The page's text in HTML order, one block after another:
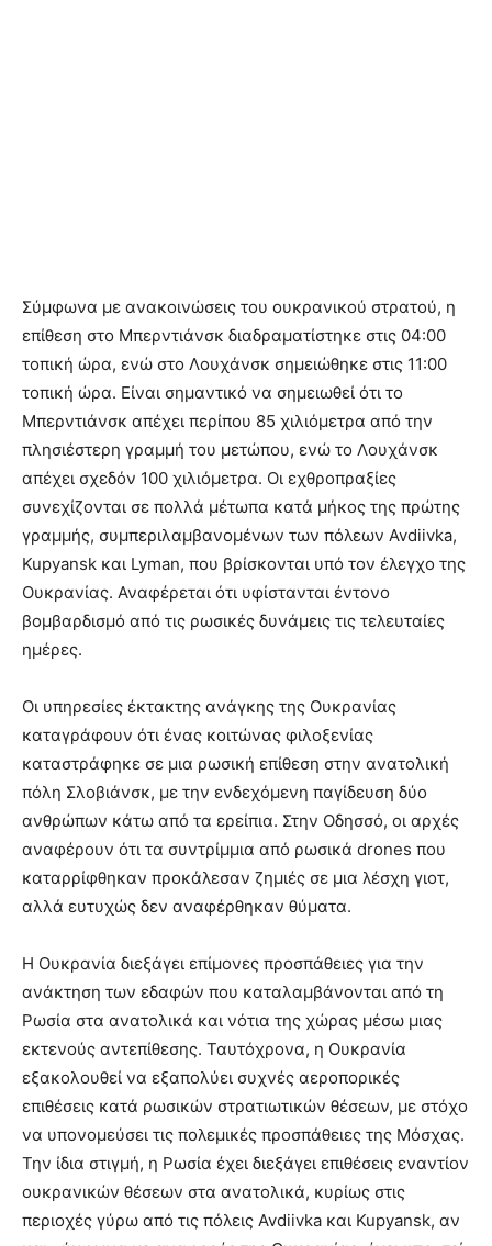
Σύμφωνα με ανακοινώσεις του ουκρανικού στρατού, η
επίθεση στο Μπερντιάνσκ διαδραματίστηκε στις 04:00
τοπική ώρα, ενώ στο Λουχάνσκ σημειώθηκε στις 11:00
τοπική ώρα. Είναι σημαντικό να σημειωθεί ότι το
Μπερντιάνσκ απέχει περίπου 85 χιλιόμετρα από την
πλησιέστερη γραμμή του μετώπου, ενώ το Λουχάνσκ
απέχει σχεδόν 100 χιλιόμετρα. Οι εχθροπραξίες
συνεχίζονται σε πολλά μέτωπα κατά μήκος της πρώτης
γραμμής, συμπεριλαμβανομένων των πόλεων Avdiivka,
Kupyansk και Lyman, που βρίσκονται υπό τον έλεγχο της
Ουκρανίας. Αναφέρεται ότι υφίστανται έντονο
βομβαρδισμό από τις ρωσικές δυνάμεις τις τελευταίες
ημέρες.
Οι υπηρεσίες έκτακτης ανάγκης της Ουκρανίας
καταγράφουν ότι ένας κοιτώνας φιλοξενίας
καταστράφηκε σε μια ρωσική επίθεση στην ανατολική
πόλη Σλοβιάνσκ, με την ενδεχόμενη παγίδευση δύο
ανθρώπων κάτω από τα ερείπια. Στην Οδησσό, οι αρχές
αναφέρουν ότι τα συντρίμμια από ρωσικά drones που
καταρρίφθηκαν προκάλεσαν ζημιές σε μια λέσχη γιοτ,
αλλά ευτυχώς δεν αναφέρθηκαν θύματα.
Η Ουκρανία διεξάγει επίμονες προσπάθειες για την
ανάκτηση των εδαφών που καταλαμβάνονται από τη
Ρωσία στα ανατολικά και νότια της χώρας μέσω μιας
εκτενούς αντεπίθεσης. Ταυτόχρονα, η Ουκρανία
εξακολουθεί να εξαπολύει συχνές αεροπορικές
επιθέσεις κατά ρωσικών στρατιωτικών θέσεων, με στόχο
να υπονομεύσει τις πολεμικές προσπάθειες της Μόσχας.
Την ίδια στιγμή, η Ρωσία έχει διεξάγει επιθέσεις εναντίον
ουκρανικών θέσεων στα ανατολικά, κυρίως στις
περιοχές γύρω από τις πόλεις Avdiivka και Kupyansk, αν